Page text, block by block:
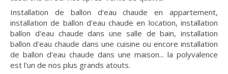
Installation de ballon d'eau chaude en appartement,
installation de ballon d'eau chaude en location, installation
ballon d'eau chaude dans une salle de bain, installation
ballon d'eau chaude dans une cuisine ou encore installation
de ballon d'eau chaude dans une maison... la polyvalence
est l'un de nos plus grands atouts.